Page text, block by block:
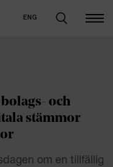
ENG
och
stämmor
om en tillfällig